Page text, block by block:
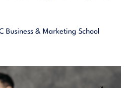
Business & Marketing School